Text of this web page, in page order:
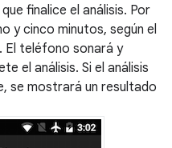
finalice el análisis. Por
y cinco minutos, según el
El teléfono sonará y
el análisis. Si el análisis
se mostrará un resultado